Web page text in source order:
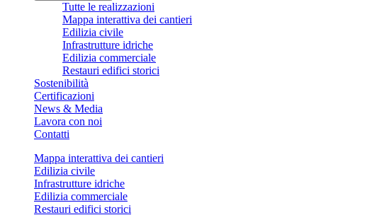
Tutte le realizzazioni
Mappa interattiva dei cantieri
Edilizia civile
Infrastrutture idriche
Edilizia commerciale
Restauri edifici storici
Sostenibilità
Certificazioni
News & Media
Lavora con noi
Contatti
Mappa interattiva dei cantieri
Edilizia civile
Infrastrutture idriche
Edilizia commerciale
Restauri edifici storici